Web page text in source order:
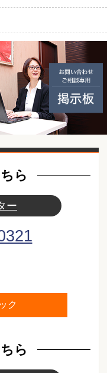
積配送パック ご利用の
ら
ー
ク
ら